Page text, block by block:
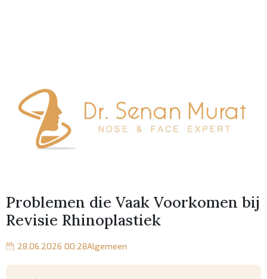
Problemen die Vaak Voorkomen bij
Revisie Rhinoplastiek
28.06.2026 00:28Algemeen